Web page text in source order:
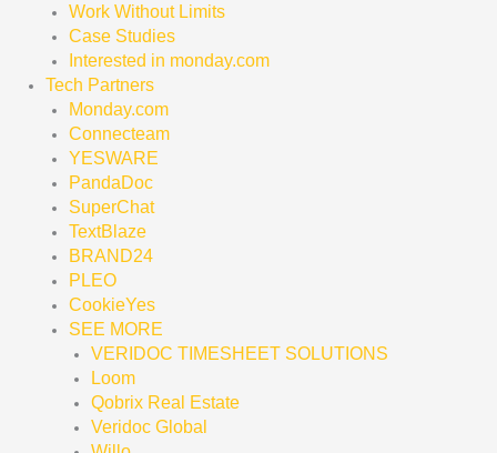
Work Without Limits
Case Studies
Interested in monday.com
Tech Partners
Monday.com
Connecteam
YESWARE
PandaDoc
SuperChat
TextBlaze
BRAND24
PLEO
CookieYes
SEE MORE
VERIDOC TIMESHEET SOLUTIONS
Loom
Qobrix Real Estate
Veridoc Global